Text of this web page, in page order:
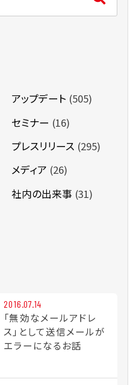
アップデート (505)
セミナー (16)
プレスリリース (295)
メディア (26)
社内の出来事 (31)
2016.07.14
「無効なメールアドレ
ス」として送信メールが
エラーになるお話